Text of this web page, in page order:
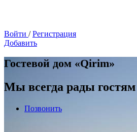
Войти / Регистрация
Добавить
Гостевой дом «Qirim»
Мы всегда рады гостям
Позвонить